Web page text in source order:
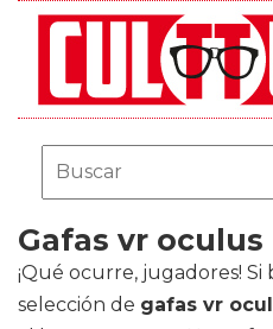
Gafas vr oculus
¡Qué ocurre, jugadores!
selección de gafas vr